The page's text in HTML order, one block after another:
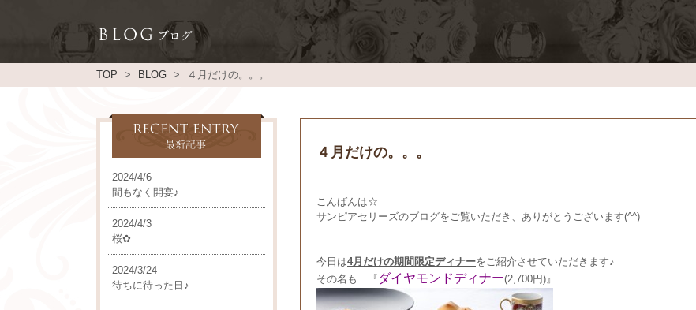
TOP BLOG ４月だけの。。。
2024/4/6
間もなく開宴♪
2024/4/3
桜✿
2024/3/24
待ちに待った日♪
４月だけの。。。
こんばんは☆
サンピアセリーズのブログをご覧いただき、ありがとうございます(^^)
今日は4月だけの期間限定ディナーをご紹介させていただきます♪
その名も…『 ダイヤモンドディナー(2,700円)』